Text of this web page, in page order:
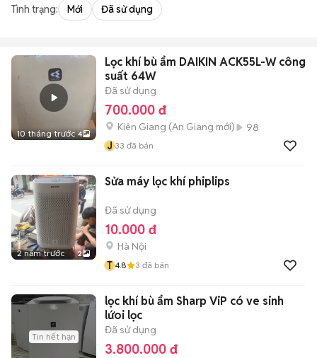
Tình trạng: Mới Đã sử dụng
10 tháng trước 4
Lọc khí bù ẩm DAIKIN ACK55L-W công
suất 64W
Đã sử dụng
700.000 đ
Kiên Giang (An Giang mới)
98
J 33 đã bán
2 năm trước 2
Sửa máy lọc khí phiplips
Đã sử dụng
10.000 đ
Hà Nội
T 4.8 3 đã bán
Tin hết hạn
lọc khí bù ẩm Sharp ViP có ve sinh
lứoi lọc
Đã sử dụng
3.800.000 đ